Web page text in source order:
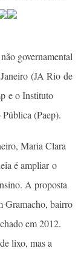
governamental
(JA Rio de
e o Instituto
(Paep).
Maria Clara
é ampliar o
A proposta
Gramacho, bairro
em 2012.
lixo, mas a